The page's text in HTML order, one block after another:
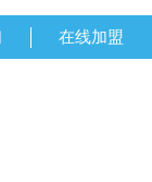
在线加盟